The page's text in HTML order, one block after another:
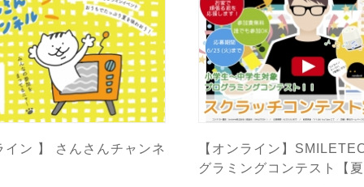
イン 】 さんさんチャンネ
【オンライン】
グラミングコンテスト【